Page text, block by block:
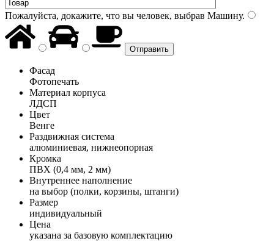
Пожалуйста, докажите, что вы человек, выбрав Машину.
Фасад
Фотопечать
Материал корпуса
ЛДСП
Цвет
Венге
Раздвижная система
алюминиевая, нижнеопорная
Кромка
ПВХ (0,4 мм, 2 мм)
Внутреннее наполнение
на выбор (полки, корзины, штанги)
Размер
индивидуальный
Цена
указана за базовую комплектацию